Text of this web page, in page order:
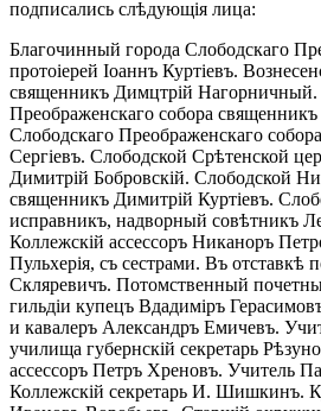
подписались слѣдующія лица:
Благочинный города Слободскаго
протоіерей Іоаннъ Куртіевъ.
священникъ Димцтрій Нагорничный.
Преображенскаго собора
Слободскаго Преображенскаго
Сергіевъ. Слободской Срѣтенской
Димитрій Бобровскій. Слободской
священникъ Димитрій Куртіевъ.
исправникъ, надворный совѣтникъ
Коллежскій ассессоръ Никаноръ
Пульхерія, съ сестрами. Въ отставкѣ
Скляревичъ. Потомственный
гильдіи купецъ Вдадиміръ
и кавалеръ Александръ Емичевъ.
училища губернскій секретарь
ассессоръ Петръ Хреновъ. Учитель
Коллежскій секретарь И. Шишкинъ.